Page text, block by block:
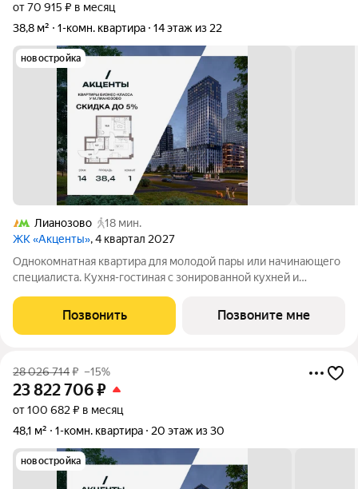
от 70 915 ₽ в месяц
38,8 м²
1-комн. квартира 14 этаж из 22
новостройка
Лианозово
18 мин.
ЖК «Акценты», 4 квартал 2027
Однокомнатная квартира для молодой пары или начинающего
специалиста. Кухня-гостиная с зонированной кухней и
классическое остекление. Приватная изолированная спальня с
зоной гардеробной и возможностью
Позвонить Позвоните мне
28 026 714₽ –15%
23 822 706₽
от 100 682 ₽ в месяц
48,1 м²
1-комн. квартира 20 этаж из 30
новостройка